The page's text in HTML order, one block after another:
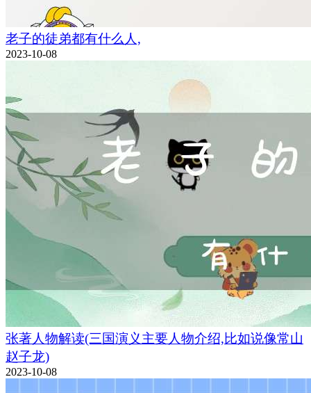
老子的徒弟都有什么人,
2023-10-08
张著人物解读(三国演义主要人物介绍,比如说像常山
赵子龙)
2023-10-08